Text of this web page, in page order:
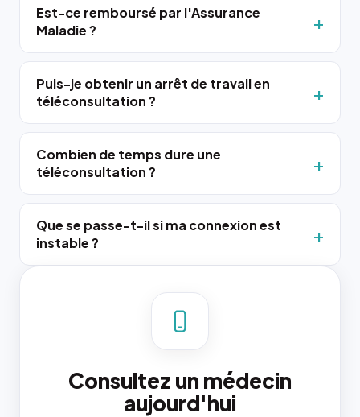
Est-ce remboursé par l'Assurance
Maladie ?
Puis-je obtenir un arrêt de travail en
téléconsultation ?
Combien de temps dure une
téléconsultation ?
Que se passe-t-il si ma connexion est
instable ?
Consultez un médecin
aujourd'hui